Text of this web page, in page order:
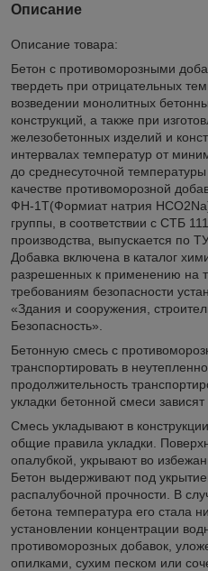
Описание
Описание товара:
Бетон с противоморозными
твердеть при отрицательных
возведении монолитных
конструкций, а также при
железобетонных изделий и
интервалах температур от
до среднесуточной
качестве противоморозной
ФН-1Т(Формиат натрия
группы, в соответствии с СТБ
производства, выпускается по
Добавка включена в каталог
разрешенных к применению на
требованиям безопасности
«Здания и сооружения,
Безопасность».
Бетонную смесь с
транспортировать в
продолжительность
укладки бетонной смеси зависят
Смесь укладывают в
общие правила укладки.
опалубкой, укрывают во
Бетон выдерживают под
распалубочной прочности. В
бетона температура его стала
установлении концентрации
противоморозных добавок,
опилками, сухим песком или